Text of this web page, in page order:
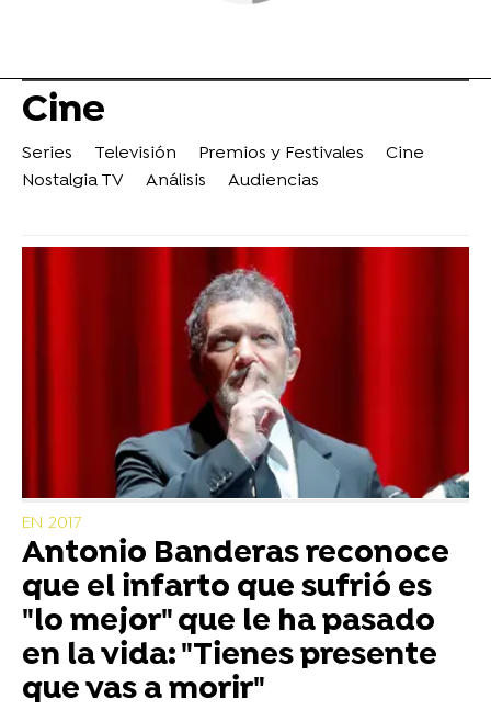
Cine
Series Televisión Premios y Festivales
Cine
Nostalgia TV
Análisis Audiencias
EN 2017
Antonio Banderas reconoce
que el infarto que sufrió es
"lo mejor" que le ha pasado
en la vida: "Tienes presente
que vas a morir"